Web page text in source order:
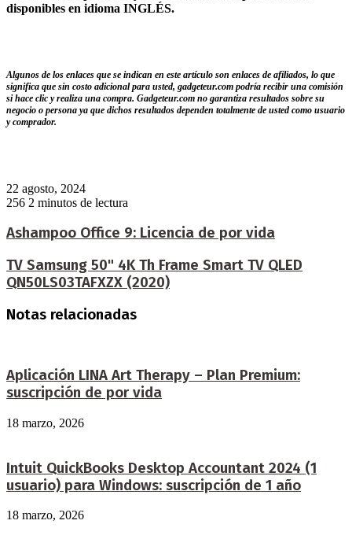
disponibles en idioma INGLÉS.
Algunos de los enlaces que se indican en este artículo son enlaces de afiliados, lo que
significa que sin costo adicional para usted, gadgeteur.com podría recibir una comisión
si hace clic y realiza una compra. Gadgeteur.com no garantiza resultados sobre su
negocio o persona ya que dichos resultados dependen totalmente de usted como usuario
y comprador.
22 agosto, 2024
256 2 minutos de lectura
Ashampoo Office 9: Licencia de por vida
TV Samsung 50" 4K Th Frame Smart TV QLED
QN50LS03TAFXZX (2020)
Notas relacionadas
Aplicación LINA Art Therapy – Plan Premium:
suscripción de por vida
18 marzo, 2026
Intuit QuickBooks Desktop Accountant 2024 (1
usuario) para Windows: suscripción de 1 año
18 marzo, 2026